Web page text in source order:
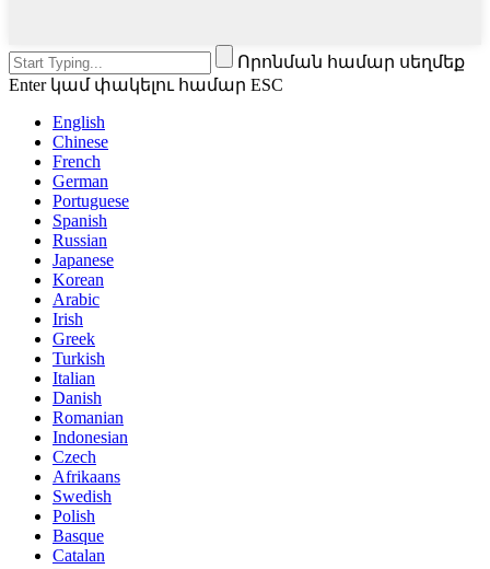
Որոնման համար սեղմեք
Enter կամ փակելու համար ESC
English
Chinese
French
German
Portuguese
Spanish
Russian
Japanese
Korean
Arabic
Irish
Greek
Turkish
Italian
Danish
Romanian
Indonesian
Czech
Afrikaans
Swedish
Polish
Basque
Catalan